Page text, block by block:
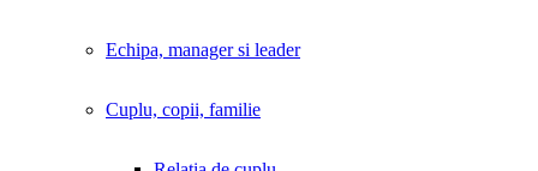
Echipa, manager si leader
Cuplu, copii, familie